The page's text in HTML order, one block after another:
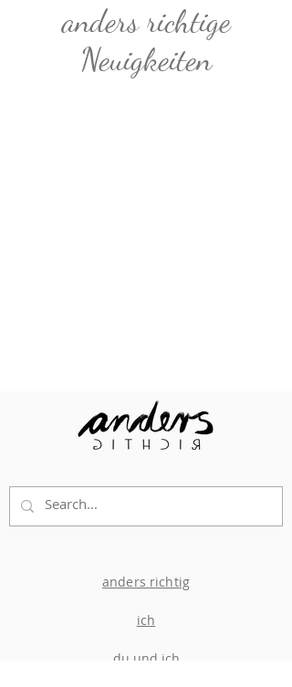
anders richtige
Neuigkeiten
anders richtig
ich
du und ich